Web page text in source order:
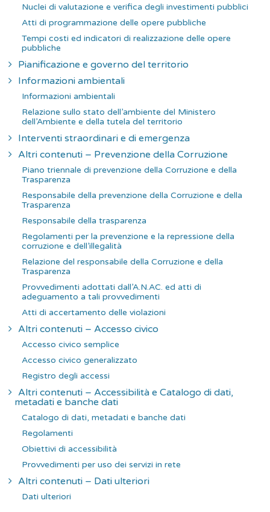
Nuclei di valutazione e verifica degli investimenti pubblici
Atti di programmazione delle opere pubbliche
Tempi costi ed indicatori di realizzazione delle opere
pubbliche
Pianificazione e governo del territorio
Informazioni ambientali
Informazioni ambientali
Relazione sullo stato dell’ambiente del Ministero
dell’Ambiente e della tutela del territorio
Interventi straordinari e di emergenza
Altri contenuti – Prevenzione della Corruzione
Piano triennale di prevenzione della Corruzione e della
Trasparenza
Responsabile della prevenzione della Corruzione e della
Trasparenza
Responsabile della trasparenza
Regolamenti per la prevenzione e la repressione della
corruzione e dell’illegalità
Relazione del responsabile della Corruzione e della
Trasparenza
Provvedimenti adottati dall’A.N.AC. ed atti di
adeguamento a tali provvedimenti
Atti di accertamento delle violazioni
Altri contenuti – Accesso civico
Accesso civico semplice
Accesso civico generalizzato
Registro degli accessi
Altri contenuti – Accessibilità e Catalogo di dati,
metadati e banche dati
Catalogo di dati, metadati e banche dati
Regolamenti
Obiettivi di accessibilità
Provvedimenti per uso dei servizi in rete
Altri contenuti – Dati ulteriori
Dati ulteriori